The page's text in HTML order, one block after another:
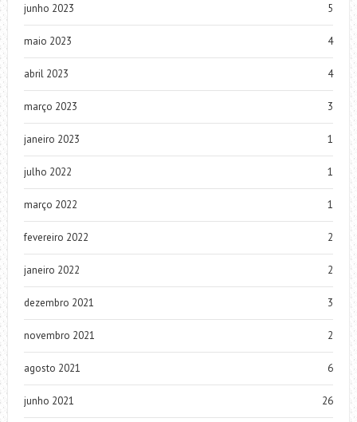
junho 2023 5
maio 2023 4
abril 2023 4
março 2023 3
janeiro 2023 1
julho 2022 1
março 2022 1
fevereiro 2022 2
janeiro 2022 2
dezembro 2021 3
novembro 2021 2
agosto 2021 6
junho 2021 26